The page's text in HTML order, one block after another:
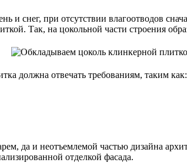
и снег, при отсутствии влагоотводов
Так, на цокольной части строения
должна отвечать требованиям, таким как:
да и неотъемлемой частью дизайна
отделкой фасада.